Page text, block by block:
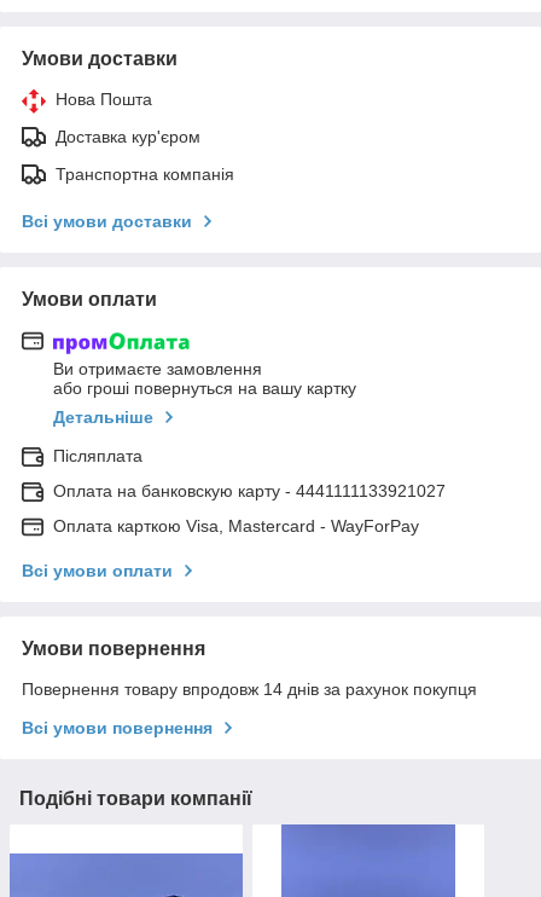
Умови доставки
Нова Пошта
Доставка кур'єром
Транспортна компанія
Всі умови доставки
Умови оплати
Ви отримаєте замовлення
або гроші повернуться на вашу картку
Детальніше
Післяплата
Оплата на банковскую карту - 4441111133921027
Оплата карткою Visa, Mastercard - WayForPay
Всі умови оплати
Умови повернення
Повернення товару впродовж 14 днів за рахунок покупця
Всі умови повернення
Подібні товари компанії